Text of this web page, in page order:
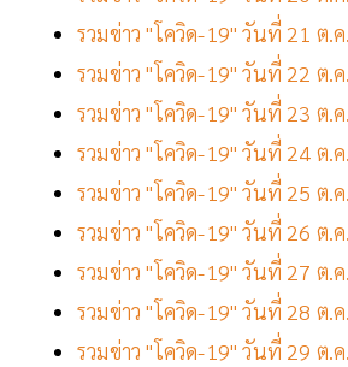
รวมข่าว "โควิด-19" วันที่ 21 ต.
รวมข่าว "โควิด-19" วันที่ 22 ต.
รวมข่าว "โควิด-19" วันที่ 23 ต.
รวมข่าว "โควิด-19" วันที่ 24 ต.
รวมข่าว "โควิด-19" วันที่ 25 ต.
รวมข่าว "โควิด-19" วันที่ 26 ต.
รวมข่าว "โควิด-19" วันที่ 27 ต.
รวมข่าว "โควิด-19" วันที่ 28 ต.
รวมข่าว "โควิด-19" วันที่ 29 ต.